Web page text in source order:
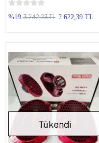
%19 3.242,23 TL 2.622,39 TL
Tükendi